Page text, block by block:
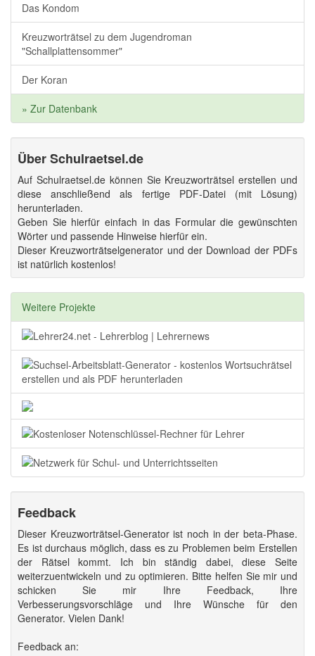
Das Kondom
Kreuzworträtsel zu dem Jugendroman
"Schallplattensommer"
Der Koran
» Zur Datenbank
Über Schulraetsel.de
Auf Schulraetsel.de können Sie Kreuzworträtsel erstellen und
diese anschließend als fertige PDF-Datei (mit Lösung)
herunterladen.
Geben Sie hierfür einfach in das Formular die gewünschten
Wörter und passende Hinweise hierfür ein.
Dieser Kreuzworträtselgenerator und der Download der PDFs
ist natürlich kostenlos!
Weitere Projekte
Feedback
Dieser Kreuzworträtsel-Generator ist noch in der beta-Phase.
Es ist durchaus möglich, dass es zu Problemen beim Erstellen
der Rätsel kommt. Ich bin ständig dabei, diese Seite
weiterzuentwickeln und zu optimieren. Bitte helfen Sie mir und
schicken Sie mir Ihre Feedback, Ihre
Verbesserungsvorschläge und Ihre Wünsche für den
Generator. Vielen Dank!
Feedback an: